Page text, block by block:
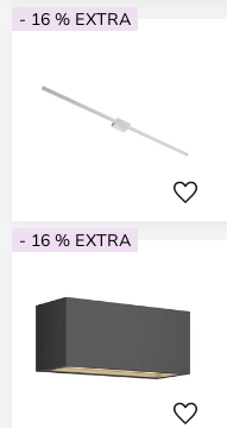
- 16 % EXTRA
- 16 % EXTRA